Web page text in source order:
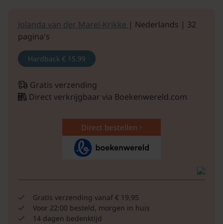
Jolanda van der Marel-Krikke | Nederlands | 32
pagina's
Hardback € 15.99
Gratis verzending
Direct verkrijgbaar via Boekenwereld.com
Direct bestellen
Gratis verzending vanaf € 19,95
Voor 22:00 besteld, morgen in huis
14 dagen bedenktijd